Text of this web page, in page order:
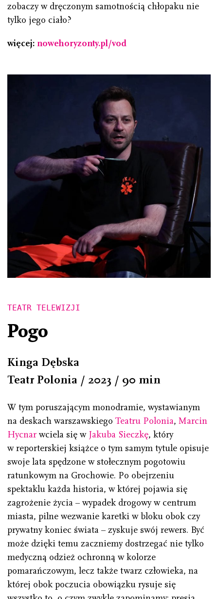
zobaczy w dręczonym samotnością chłopaku nie
tylko jego ciało?
więcej: nowehoryzonty.pl/vod
TEATR TELEWIZJI
Pogo
Kinga Dębska
Teatr Polonia / 2023 / 90 min
W tym poruszającym monodramie, wystawianym
na deskach warszawskiego Teatru Polonia, Marcin
Hycnar wciela się w Jakuba Sieczkę, który
w reporterskiej książce o tym samym tytule opisuje
swoje lata spędzone w stołecznym pogotowiu
ratunkowym na Grochowie. Po obejrzeniu
spektaklu każda historia, w której pojawia się
zagrożenie życia – wypadek drogowy w centrum
miasta, pilne wezwanie karetki w bloku obok czy
prywatny koniec świata – zyskuje swój rewers. Być
może dzięki temu zaczniemy dostrzegać nie tylko
medyczną odzież ochronną w kolorze
pomarańczowym, lecz także twarz człowieka, na
której obok poczucia obowiązku rysuje się